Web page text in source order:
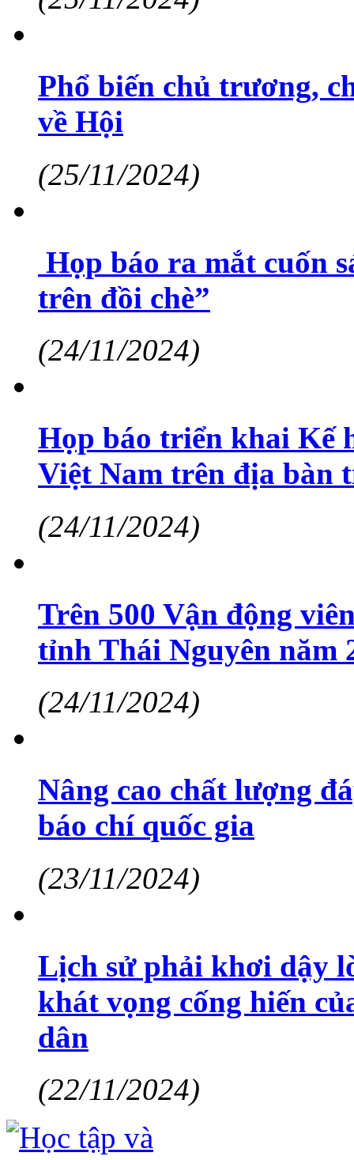
Phổ biến chủ trương,
về Hội
(25/11/2024)
Họp báo ra mắt cuốn
trên đồi chè”
(24/11/2024)
Họp báo triển khai Kế
Việt Nam trên địa bàn
(24/11/2024)
Trên 500 Vận động
tỉnh Thái Nguyên năm
(24/11/2024)
Nâng cao chất lượng
báo chí quốc gia
(23/11/2024)
Lịch sử phải khơi dậy
khát vọng cống hiến
dân
(22/11/2024)